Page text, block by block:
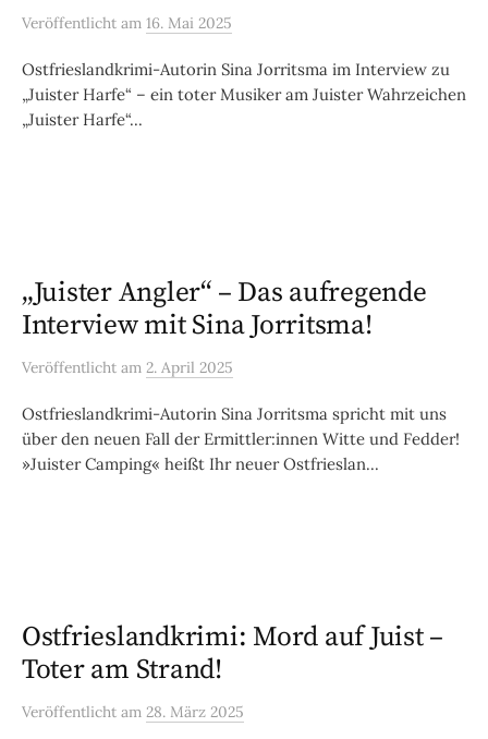
Veröffentlicht am 16. Mai 2025
Ostfrieslandkrimi-Autorin Sina Jorritsma im Interview zu
„Juister Harfe“ – ein toter Musiker am Juister Wahrzeichen
„Juister Harfe“...
„Juister Angler“ – Das aufregende
Interview mit Sina Jorritsma!
Veröffentlicht am 2. April 2025
Ostfrieslandkrimi-Autorin Sina Jorritsma spricht mit uns
über den neuen Fall der Ermittler:innen Witte und Fedder!
»Juister Camping« heißt Ihr neuer Ostfrieslan...
Ostfrieslandkrimi: Mord auf Juist –
Toter am Strand!
Veröffentlicht am 28. März 2025